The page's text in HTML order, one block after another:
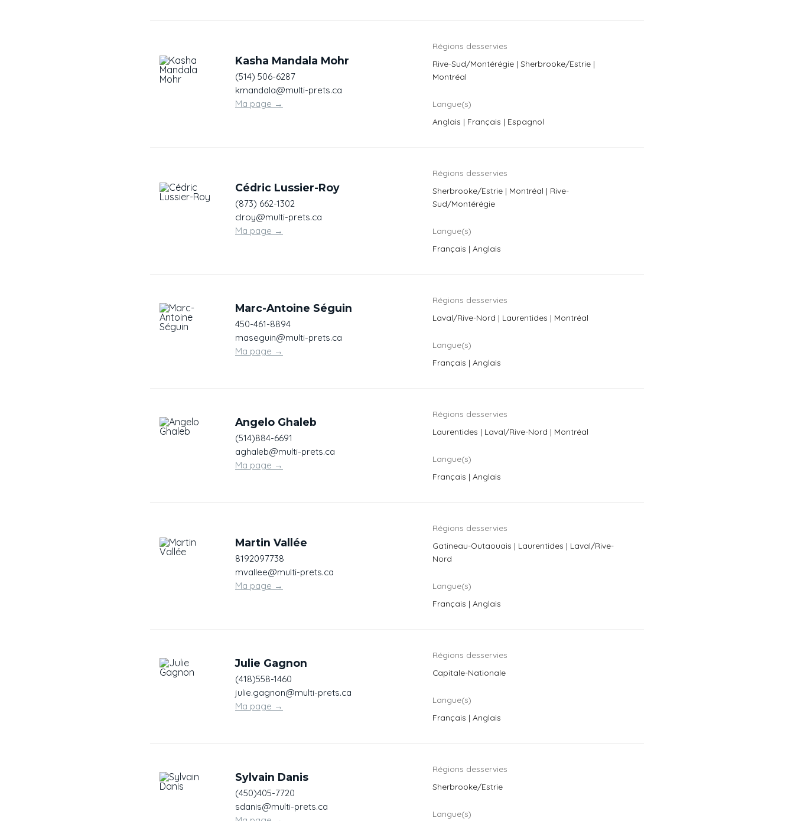
Kasha Mandala Mohr
(514) 506-6287
kmandala@multi-prets.ca
Ma page →
Régions desservies
Rive-Sud/Montérégie | Sherbrooke/Estrie |
Montréal
Langue(s)
Anglais | Français | Espagnol
Cédric Lussier-Roy
(873) 662-1302
clroy@multi-prets.ca
Ma page →
Régions desservies
Sherbrooke/Estrie | Montréal | Rive-
Sud/Montérégie
Langue(s)
Français | Anglais
Marc-Antoine Séguin
450-461-8894
maseguin@multi-prets.ca
Ma page →
Régions desservies
Laval/Rive-Nord | Laurentides | Montréal
Langue(s)
Français | Anglais
Angelo Ghaleb
(514)884-6691
aghaleb@multi-prets.ca
Ma page →
Régions desservies
Laurentides | Laval/Rive-Nord | Montréal
Langue(s)
Français | Anglais
Martin Vallée
8192097738
mvallee@multi-prets.ca
Ma page →
Régions desservies
Gatineau-Outaouais | Laurentides | Laval/Rive-
Nord
Langue(s)
Français | Anglais
Julie Gagnon
(418)558-1460
julie.gagnon@multi-prets.ca
Ma page →
Régions desservies
Capitale-Nationale
Langue(s)
Français | Anglais
Sylvain Danis
(450)405-7720
sdanis@multi-prets.ca
Régions desservies
Sherbrooke/Estrie
Langue(s)